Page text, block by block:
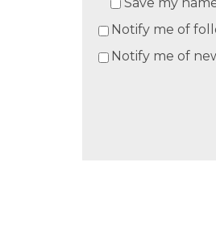
Notify me of
Notify me of